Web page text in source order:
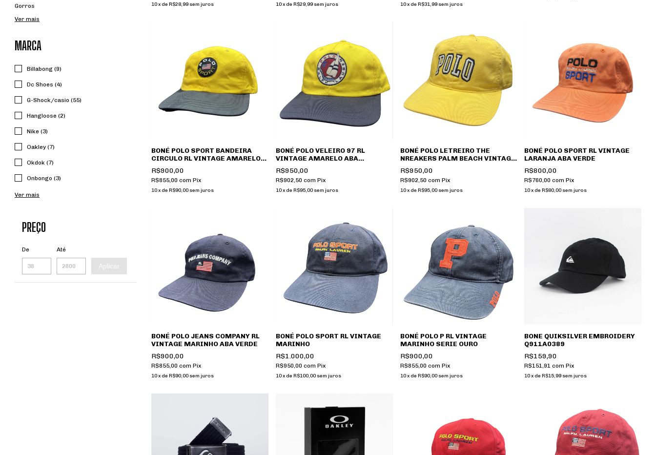
Gorros
Ver mais
MARCA
Billabong (9)
Dc Shoes (4)
G-Shock/casio (55)
Hangloose (2)
Nike (3)
Oakley (7)
Okdok (7)
Onbongo (3)
Ver mais
PREÇO
De Até
Aplicar
10x de R$28,99 sem juros 10x de R$29,99 sem juros 10 x de R$31,99 sem juros
BONÉ POLO SPORT BANDEIRA
CIRCULO RL VINTAGE AMARELO
ABA PRETO
R$900,00
R$855,00 com Pix
10x de R$90,00 sem juros
BONÉ POLO VELEIRO 97 RL
VINTAGE AMARELO ABA
MARINHO
R$950,00
R$902,50 com Pix
10x de R$95,00 sem juros
BONÉ POLO LETREIRO THE
NREAKERS PALM BEACH VINTAGE
AMARELO
R$950,00
R$902,50 com Pix
10 x de R$95,00 sem juros
BONÉ POLO SPORT RL VINTAGE
LARANJA ABA VERDE
R$800,00
R$760,00com Pix
10x deR$80,00 sem juros
BONÉ POLO JEANS COMPANY RL
VINTAGE MARINHO ABA VERDE
R$900,00
R$855,00 com Pix
10x de R$90,00 sem juros
BONÉ POLO SPORT RL VINTAGE
MARINHO
R$1.000,00
R$950,00 com Pix
10x de R$100,00 sem juros
BONÉ POLO P RL VINTAGE
MARINHO SERIE OURO
R$900,00
R$855,00 com Pix
10 x de R$90,00 sem juros
BONE QUIKSILVER EMBROIDERY
Q911A0389
R$159,90
R$151,91com Pix
10x de R$15,99 sem juros